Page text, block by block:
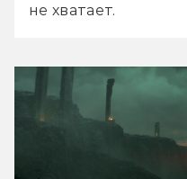
не хватает.